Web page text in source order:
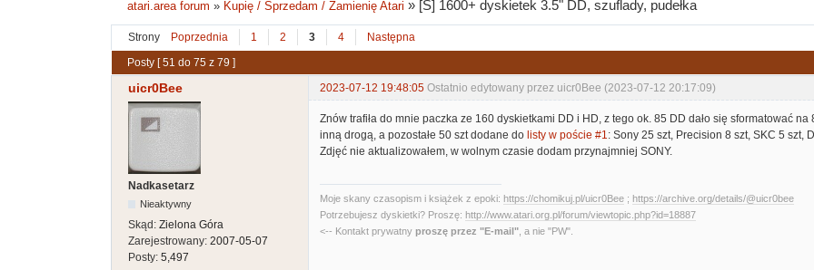
atari.area forum » Kupię / Sprzedam / Zamienię Atari » [S] 1600+ dyskietek 3.5" DD, szuflady, pudełka
Strony Poprzednia 1 2 3 4 Następna
Posty [ 51 do 75 z 79 ]
uicr0Bee 2023-07-12 19:48:05 Ostatnio edytowany przez uicr0Bee (2023-07-12 20:17:09)
Nadkasetarz
Nieaktywny
Skąd: Zielona Góra
Zarejestrowany: 2007-05-07
Posty: 5,497
Znów trafiła do mnie paczka ze 160 dyskietkami DD i HD, z tego ok. 85 DD dało się sformatować
inną drogą, a pozostałe 50 szt dodane do listy w poście #1: Sony 25 szt, Precision 8 szt, SKC 5 szt,
Zdjęć nie aktualizowałem, w wolnym czasie dodam przynajmniej SONY.
Moje skany czasopism i książek z epoki: https://chomikuj.pl/uicr0Bee ; https://archive.org/details/@uicr0bee
Potrzebujesz dyskietki? Proszę: http://www.atari.org.pl/forum/viewtopic.php?id=18887
<-- Kontakt prywatny proszę przez "E-mail" , a nie "PW".